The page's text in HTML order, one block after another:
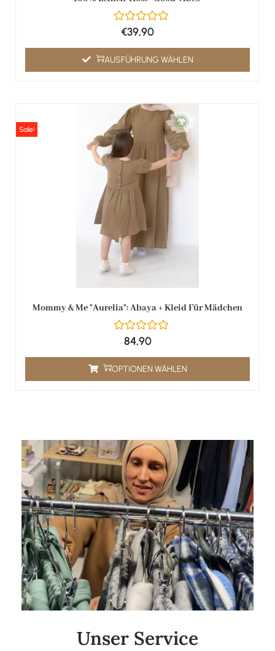
€39,90
AUSFÜHRUNG WÄHLEN
Mommy & Me "Aurelia": Abaya + Kleid Für Mädchen
Sale!
84,90
OPTIONEN WÄHLEN
Unser Service